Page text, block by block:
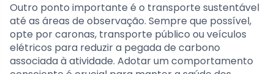
Outro ponto importante é o transporte sustentável
até as áreas de observação. Sempre que possível,
opte por caronas, transporte público ou veículos
elétricos para reduzir a pegada de carbono
associada à atividade. Adotar um comportamento